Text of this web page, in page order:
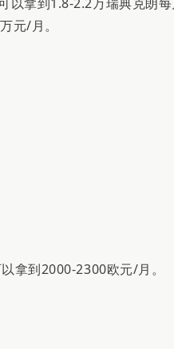
元/月。
拿到2000-2300欧元/月。